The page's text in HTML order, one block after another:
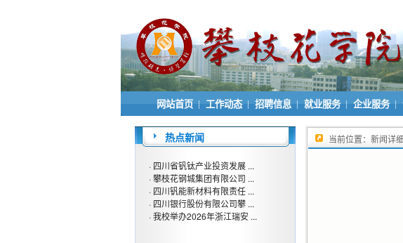
网站首页 | 工作动态 | 招聘信息 | 就业服务 | 企业服务 |
热点新闻
· 四川省钒钛产业投资发展 ...
· 攀枝花钢城集团有限公司 ...
· 四川钒能新材料有限责任 ...
· 四川银行股份有限公司攀 ...
· 我校举办2026年浙江瑞安 ...
当前位置：新闻详